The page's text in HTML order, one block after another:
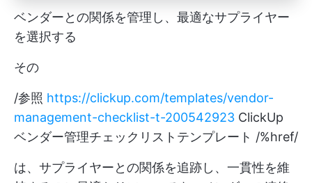
ベンダーとの関係を管理し、最適なサプライヤー
を選択する
その
/参照 https://clickup.com/templates/vendor-
management-checklist-t-200542923 ClickUp
ベンダー管理チェックリストテンプレート /%href/
は、サプライヤーとの関係を追跡し、一貫性を維